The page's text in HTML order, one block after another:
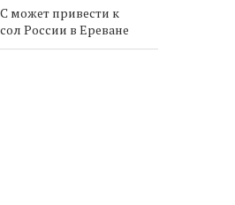
может привести к
России в Ереване